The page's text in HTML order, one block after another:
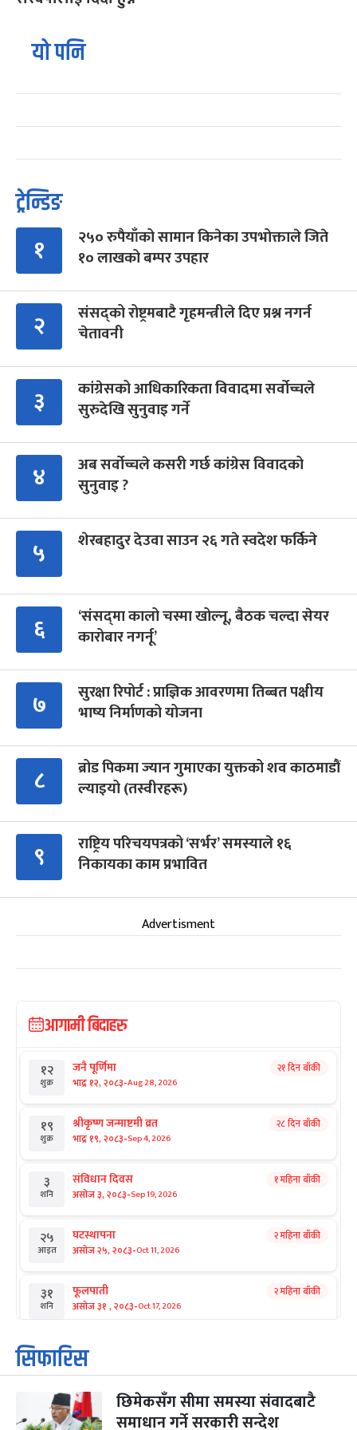
यो पनि
ट्रेन्डिङ
१
२५० रुपैयाँको सामान किनेका उपभोक्ताले जिते
१० लाखको बम्पर उपहार
२
संसद्को रोष्ट्रमबाटै गृहमन्त्रीले दिए प्रश्न नगर्न
चेतावनी
३
कांग्रेसको आधिकारिकता विवादमा सर्वोच्चले
सुरुदेखि सुनुवाइ गर्ने
४
अब सर्वोच्चले कसरी गर्छ कांग्रेस विवादको
सुनुवाइ ?
५ शेरबहादुर देउवा साउन २६ गते स्वदेश फर्किने
६
‘संसद्‍मा कालो चस्मा खोल्नू, बैठक चल्दा सेयर
कारोबार नगर्नू’
७
सुरक्षा रिपोर्ट : प्राज्ञिक आवरणमा तिब्बत पक्षीय
भाष्य निर्माणको योजना
८
ब्रोड पिकमा ज्यान गुमाएका युक्तको शव काठमाडौं
ल्याइयो (तस्वीरहरू)
९
राष्ट्रिय परिचयपत्रको ‘सर्भर’ समस्याले १६
निकायका काम प्रभावित
Advertisment
आगामी बिदाहरु
१२
शुक्र
जनै पूर्णिमा
भाद्र १२, २०८३-Aug 28, 2026
२१ दिन बाँकी
१९
शुक्र
श्रीकृष्ण जन्माष्टमी व्रत
भाद्र १९, २०८३-Sep 4, 2026
२८ दिन बाँकी
३
शनि
संविधान दिवस
असोज ३, २०८३-Sep 19, 2026
१ महिना बाँकी
२५
आइत
घटस्थापना
असोज २५, २०८३-Oct 11, 2026
२ महिना बाँकी
३१
शनि
फूलपाती
असोज ३१ , २०८३-Oct 17, 2026
२ महिना बाँकी
१
आइत
कार्तिक सङ्क्रान्ति
कार्तिक १, २०८३
३
मंगल
महानवमी
कार्तिक ३, २०८३-Oct 20, 2026
२ महिना बाँकी
सिफारिस
छिमेकसँग सीमा समस्या संवादबाटै
समाधान गर्ने सरकारी सन्देश